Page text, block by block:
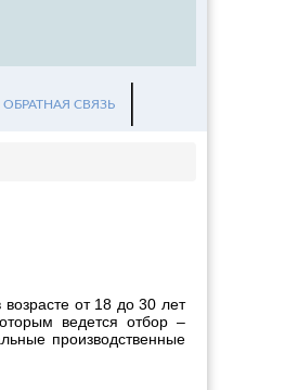
ОБРАТНАЯ СВЯЗЬ
от 18 до 30 лет
ведется отбор –
производственные